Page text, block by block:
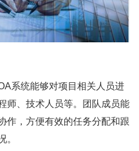
系统能够对项目相关人员进
师、技术人员等。团队成员能
作，方便有效的任务分配和跟
。